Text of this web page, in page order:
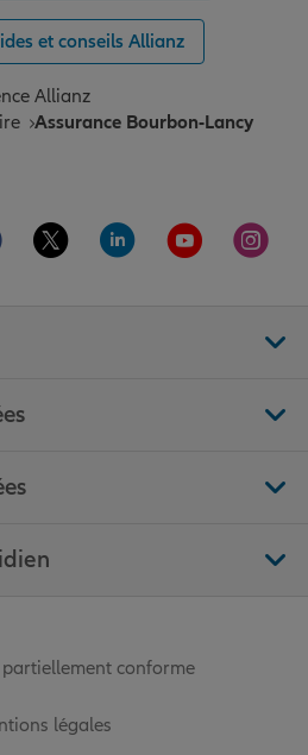
et conseils Allianz
Allianz
Assurance Bourbon-Lancy
sur la page Facebook de Allianz
Aller sur la page Twitter de
Aller sur la page
Aller sur la
Aller
conforme
légales